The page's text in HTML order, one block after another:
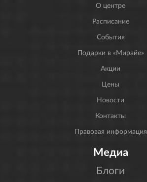
О центре
Расписание
События
Подарки в «Мирайе»
Акции
Цены
Новости
Контакты
Правовая информация
Медиа
Блоги